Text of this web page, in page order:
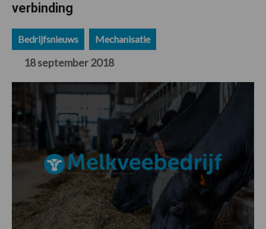
verbinding
Bedrijfsnieuws Mechanisatie
18 september 2018